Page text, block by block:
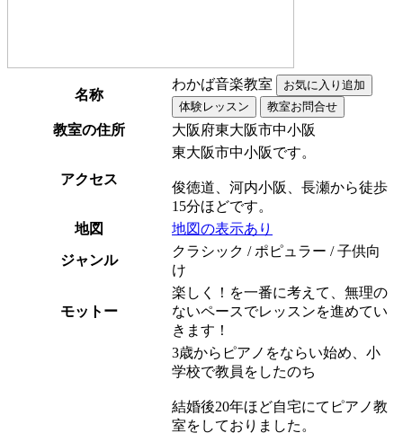
名称
わかば音楽教室
教室の住所 大阪府東大阪市中小阪
アクセス
東大阪市中小阪です。
俊徳道、河内小阪、長瀬から徒歩
15分ほどです。
地図
地図の表示あり
ジャンル
クラシック / ポピュラー / 子供向
け
モットー
楽しく！を一番に考えて、無理の
ないペースでレッスンを進めてい
きます！
3歳からピアノをならい始め、小
学校で教員をしたのち
結婚後20年ほど自宅にてピアノ教
室をしておりました。